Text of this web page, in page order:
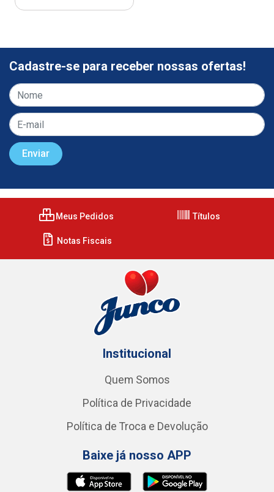
Cadastre-se para receber nossas ofertas!
Meus Pedidos Títulos
Notas Fiscais
Institucional
Quem Somos
Política de Privacidade
Política de Troca e Devolução
Baixe já nosso APP